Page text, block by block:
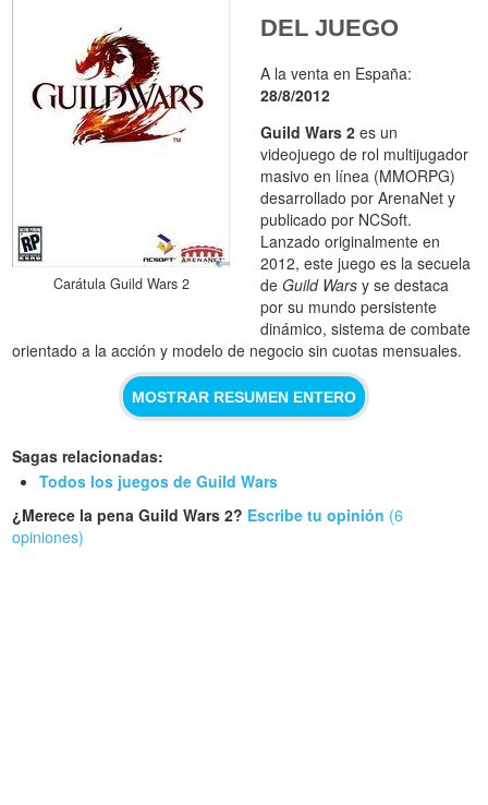
Carátula Guild Wars 2
DEL JUEGO
A la venta en España:
28/8/2012
Guild Wars 2 es un
videojuego de rol multijugador
masivo en línea (MMORPG)
desarrollado por ArenaNet y
publicado por NCSoft.
Lanzado originalmente en
2012, este juego es la secuela
deGuild Wars y se destaca
por su mundo persistente
dinámico, sistema de combate
orientado a la acción y modelo de negocio sin cuotas mensuales.
MOSTRAR RESUMEN ENTERO
Sagas relacionadas:
Todos los juegos de Guild Wars
¿Merece la pena Guild Wars 2? Escribe tu opinión (6
opiniones)